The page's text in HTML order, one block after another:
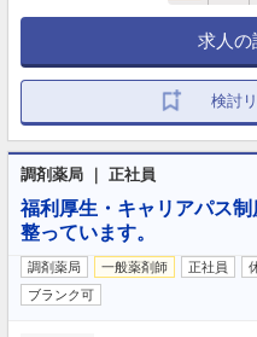
求人の
検討
調剤薬局 ｜ 正社員
福利厚生・キャリアパス
整っています。
調剤薬局 一般薬剤師 正社員
ブランク可